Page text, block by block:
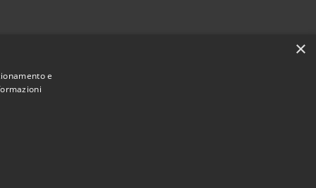
×
e